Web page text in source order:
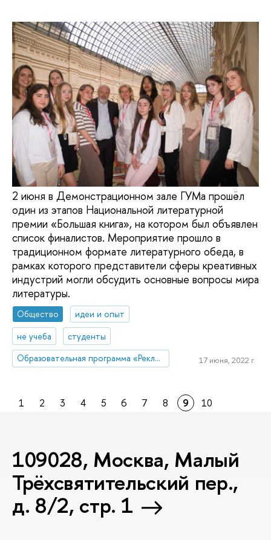
2 июня в Демонстрационном зале ГУМа прошёл
один из этапов Национальной литературной
премии «Большая книга», на котором был объявлен
список финалистов. Мероприятие прошло в
традиционном формате литературного обеда, в
рамках которого представители сферы креативных
индустрий могли обсудить основные вопросы мира
литературы.
Общество
идеи и опыт
не учеба
студенты
Образовательная программа «Реклама и связи с общественностью»
17 июня, 2022 г.
1 2 3 4 5 6 7 8 9 10
109028, Москва, Малый
Трёхсвятительский пер.,
д. 8/2, стр. 1